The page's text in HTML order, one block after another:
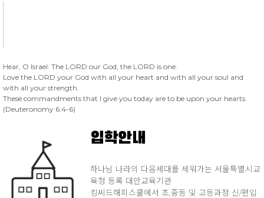
Hear, O Israel: The LORD our God, the LORD is one.
Love the LORD your God with all your heart and with all your soul and
with all your strength.
These commandments that I give you today are to be upon your hearts.
(Deuteronomy 6:4-6)
입학안내
하나님 나라의 다음세대를 세워가는 서울특별시교
육청 등록 대안교육기관
킹씨드해피스쿨에서 초,중등 및 고등과정 신/편입